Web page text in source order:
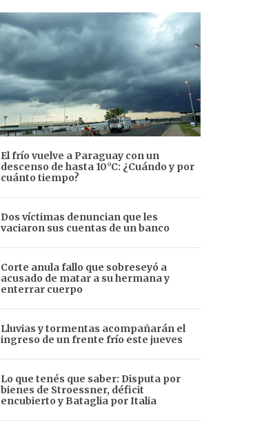
El frío vuelve a Paraguay con un
descenso de hasta 10°C: ¿Cuándo y por
cuánto tiempo?
Dos víctimas denuncian que les
vaciaron sus cuentas de un banco
Corte anula fallo que sobreseyó a
acusado de matar a su hermana y
enterrar cuerpo
Lluvias y tormentas acompañarán el
ingreso de un frente frío este jueves
Lo que tenés que saber: Disputa por
bienes de Stroessner, déficit
encubierto y Bataglia por Italia